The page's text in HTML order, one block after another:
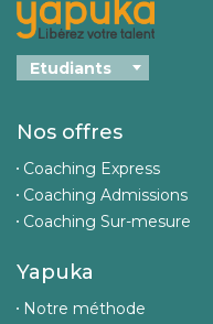
Nos offres
Coaching Express
Coaching Admissions
Coaching Sur-mesure
Yapuka
Notre méthode